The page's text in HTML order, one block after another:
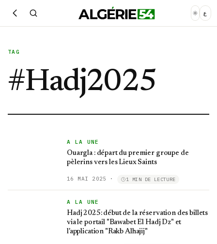
ع
TAG
#Hadj2025
A LA UNE
Ouargla : départ du premier groupe de
pèlerins vers les Lieux Saints
16 MAI 2025 · 1 MIN DE LECTURE
A LA UNE
Hadj 2025: début de la réservation des billets
via le portail "Bawabet El Hadj Dz" et
l'application "Rakb Alhajij"